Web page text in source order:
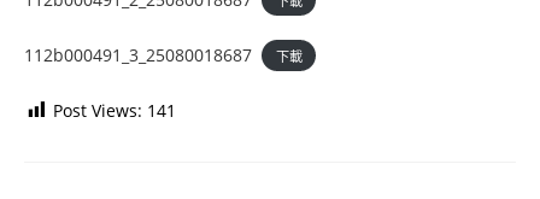
112b000491_3_25080018687 下載
Post Views: 141